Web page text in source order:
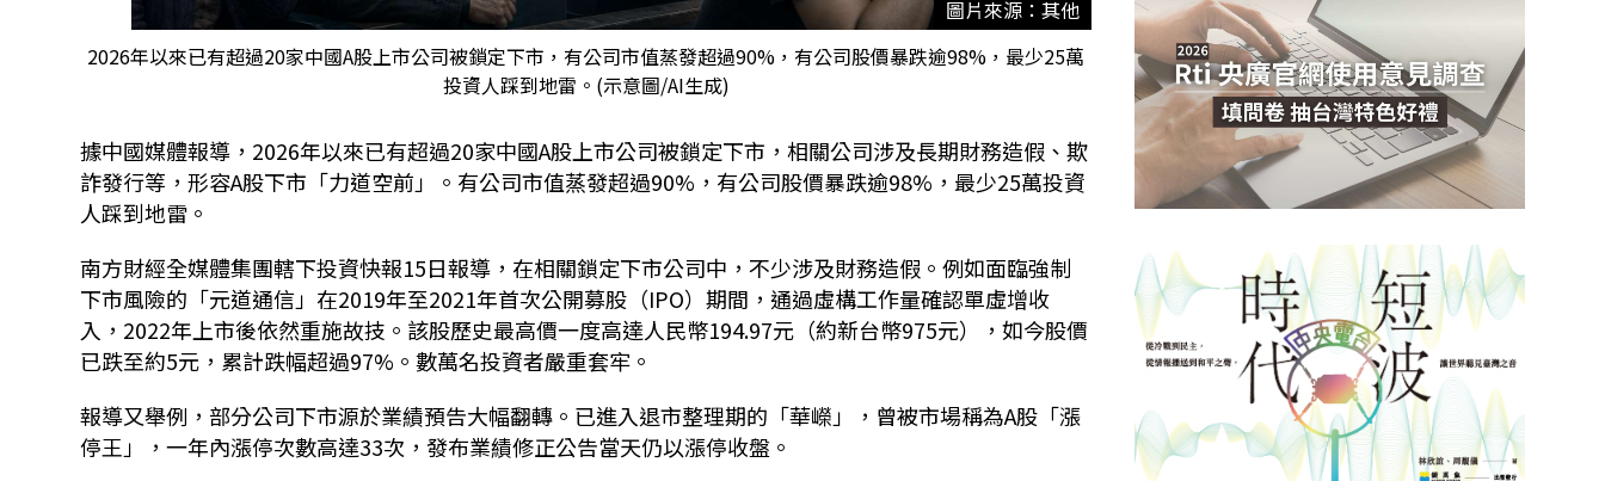
圖片來源：其他
2026年以來已有超過20家中國A股上市公司被鎖定下市，有公司市值蒸發超過90%，有公司股價暴跌逾98%，最少25萬
投資人踩到地雷。(示意圖/AI生成)
據中國媒體報導，2026年以來已有超過20家中國A股上市公司被鎖定下市，相關公司涉及長期財務造假、欺
詐發行等，形容A股下市「力道空前」。有公司市值蒸發超過90%，有公司股價暴跌逾98%，最少25萬投資
人踩到地雷。
南方財經全媒體集團轄下投資快報15日報導，在相關鎖定下市公司中，不少涉及財務造假。例如面臨強制
下市風險的「元道通信」在2019年至2021年首次公開募股（IPO）期間，通過虛構工作量確認單虛增收
入，2022年上市後依然重施故技。該股歷史最高價一度高達人民幣194.97元（約新台幣975元），如今股價
已跌至約5元，累計跌幅超過97%。數萬名投資者嚴重套牢。
報導又舉例，部分公司下市源於業績預告大幅翻轉。已進入退市整理期的「華嶸」，曾被市場稱為A股「漲
停王」，一年內漲停次數高達33次，發布業績修正公告當天仍以漲停收盤。